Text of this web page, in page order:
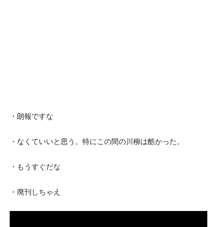
・朗報ですな
・なくていいと思う。特にこの間の川柳は酷かった。
・もうすぐだな
・廃刊しちゃえ